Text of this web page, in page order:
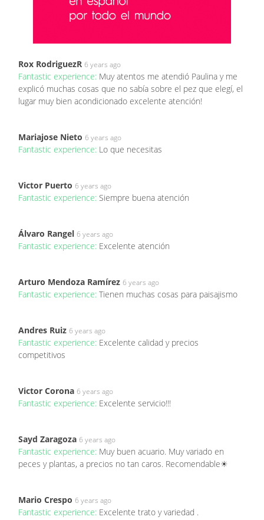
Rox RodriguezR 6 years ago
Fantastic experience: Muy atentos me atendió Paulina y me
explicó muchas cosas que no sabía sobre el pez que elegí, el
lugar muy bien acondicionado excelente atención!
Mariajose Nieto 6 years ago
Fantastic experience: Lo que necesitas
Victor Puerto 6 years ago
Fantastic experience: Siempre buena atención
Álvaro Rangel 6 years ago
Fantastic experience: Excelente atención
Arturo Mendoza Ramírez 6 years ago
Fantastic experience: Tienen muchas cosas para paisajismo
Andres Ruiz 6 years ago
Fantastic experience: Excelente calidad y precios
competitivos
Victor Corona 6 years ago
Fantastic experience: Excelente servicio!!!
Sayd Zaragoza 6 years ago
Fantastic experience: Muy buen acuario. Muy variado en
peces y plantas, a precios no tan caros. Recomendable☀
Mario Crespo 6 years ago
Fantastic experience: Excelente trato y variedad .